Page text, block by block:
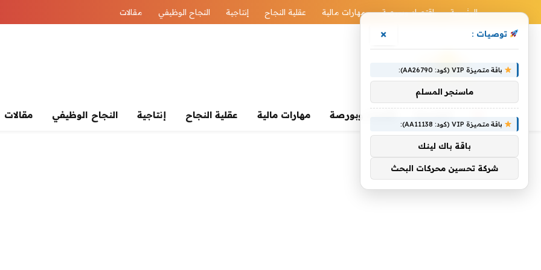
الرئيسية اقتصاد وبورصة مهارات مالية عقلية النجاح إنتاجية النجاح الوظيفي مقالات
اقتصاد وبورصة مهارات مالية عقلية النجاح إنتاجية النجاح الوظيفي مقالات
توصيات : ×
باقة متميزة VIP (كود: AA26790):
ماسنجر المسلم
باقة متميزة VIP (كود: AA11138):
باقة باك لينك
شركة تحسين محركات البحث